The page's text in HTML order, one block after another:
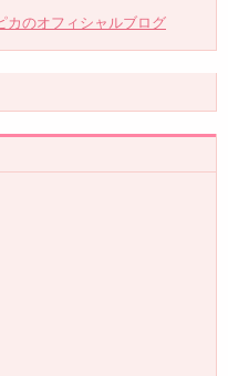
カのオフィシャルブログ